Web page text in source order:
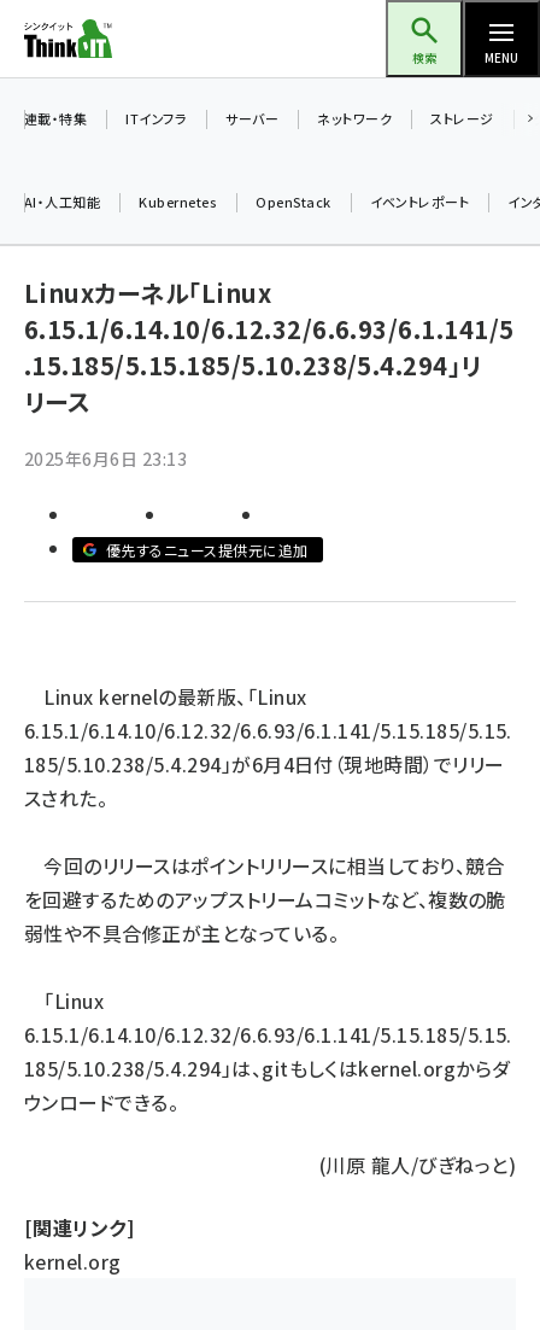
ン
ツ
検索 MENU
加藤銘のチーム貢献～仲間と築いた勝利の絆～ (2346)
iot女子会 (2303)
drupal (1980)
abc123 (1379)
連載・特集 ITインフラ サーバー ネットワーク ストレージ
AI・人工知能 Kubernetes OpenStack イベントレポート イン
Linuxカーネル「Linux
6.15.1/6.14.10/6.12.32/6.6.93/6.1.141/5
.15.185/5.15.185/5.10.238/5.4.294」リ
リース
2025年6月6日 23:13
優先するニュース提供元に追加
Linux kernelの最新版、「Linux
6.15.1/6.14.10/6.12.32/6.6.93/6.1.141/5.15.185/5.15.
185/5.10.238/5.4.294」が6月4日付（現地時間）でリリー
スされた。
今回のリリースはポイントリリースに相当しており、競合
を回避するためのアップストリームコミットなど、複数の脆
弱性や不具合修正が主となっている。
「Linux
6.15.1/6.14.10/6.12.32/6.6.93/6.1.141/5.15.185/5.15.
185/5.10.238/5.4.294」は、gitもしくはkernel.orgからダ
ウンロードできる。
(川原 龍人/びぎねっと)
[関連リンク]
kernel.org